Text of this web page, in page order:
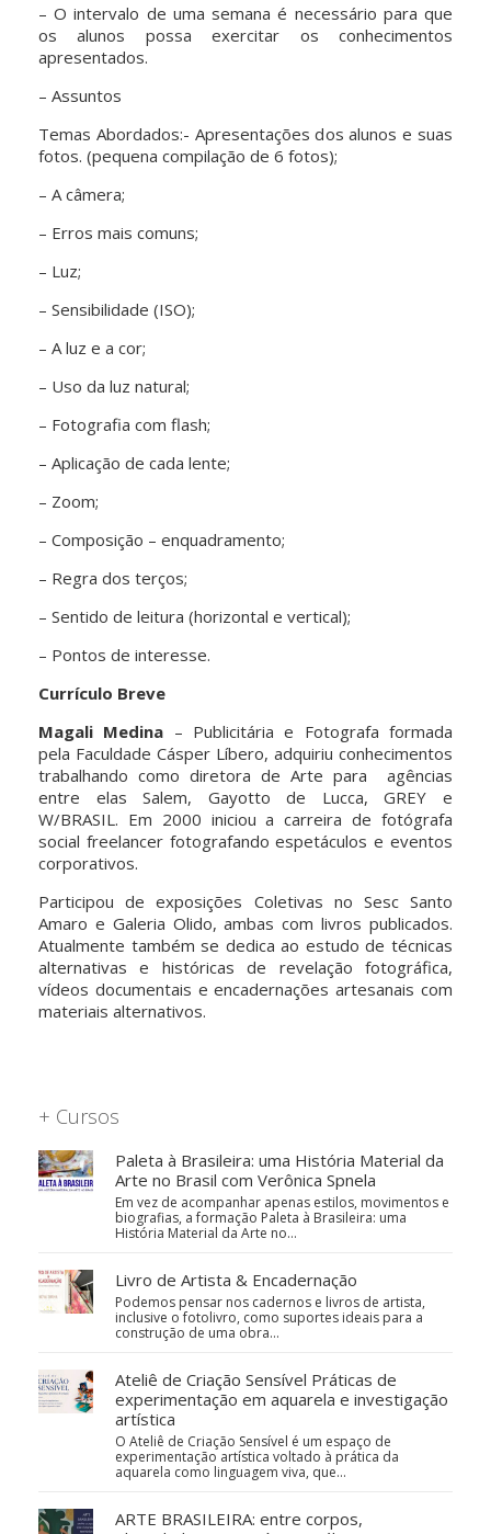
– O intervalo de uma semana é necessário para que
os alunos possa exercitar os conhecimentos
apresentados.
– Assuntos
Temas Abordados:- Apresentações dos alunos e suas
fotos. (pequena compilação de 6 fotos);
– A câmera;
– Erros mais comuns;
– Luz;
– Sensibilidade (ISO);
– A luz e a cor;
– Uso da luz natural;
– Fotografia com flash;
– Aplicação de cada lente;
– Zoom;
– Composição – enquadramento;
– Regra dos terços;
– Sentido de leitura (horizontal e vertical);
– Pontos de interesse.
Currículo Breve
Magali Medina – Publicitária e Fotografa formada
pela Faculdade Cásper Líbero, adquiriu conhecimentos
trabalhando como diretora de Arte para agências
entre elas Salem, Gayotto de Lucca, GREY e
W/BRASIL. Em 2000 iniciou a carreira de fotógrafa
social freelancer fotografando espetáculos e eventos
corporativos.
Participou de exposições Coletivas no Sesc Santo
Amaro e Galeria Olido, ambas com livros publicados.
Atualmente também se dedica ao estudo de técnicas
alternativas e históricas de revelação fotográfica,
vídeos documentais e encadernações artesanais com
materiais alternativos.
+ Cursos
Paleta à Brasileira: uma História Material da
Arte no Brasil com Verônica Spnela
Em vez de acompanhar apenas estilos, movimentos e
biografias, a formação Paleta à Brasileira: uma
História Material da Arte no…
Livro de Artista & Encadernação
Podemos pensar nos cadernos e livros de artista,
inclusive o fotolivro, como suportes ideais para a
construção de uma obra…
Ateliê de Criação Sensível Práticas de
experimentação em aquarela e investigação
artística
O Ateliê de Criação Sensível é um espaço de
experimentação artística voltado à prática da
aquarela como linguagem viva, que…
ARTE BRASILEIRA: entre corpos,